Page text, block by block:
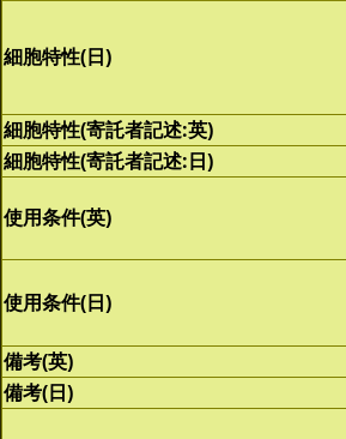
細胞特性(日)
細胞特性(寄託者記述:英)
細胞特性(寄託者記述:日)
使用条件(英)
使用条件(日)
備考(英)
備考(日)